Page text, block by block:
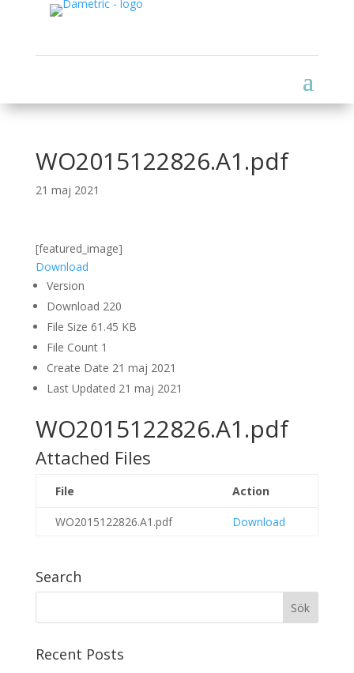
WO2015122826.A1.pdf
21 maj 2021
[featured_image]
Download
Version
Download 220
File Size 61.45 KB
File Count 1
Create Date 21 maj 2021
Last Updated 21 maj 2021
WO2015122826.A1.pdf
Attached Files
File Action
WO2015122826.A1.pdf Download
Search
Recent Posts